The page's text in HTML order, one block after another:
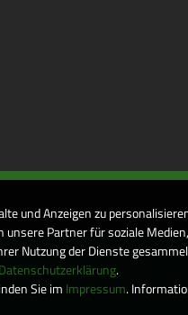
und Anzeigen zu
unsere Partner für soziale
Nutzung der Dienste
Datenschutzerklärung.
Sie im Impressum.